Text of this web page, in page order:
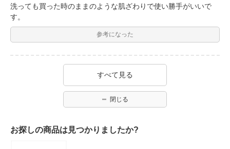
洗っても買った時のままのような肌ざわりで使い勝手がいいで
す。
参考になった
すべて見る
閉じる
お探しの商品は見つかりましたか?